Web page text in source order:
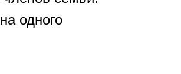
одного